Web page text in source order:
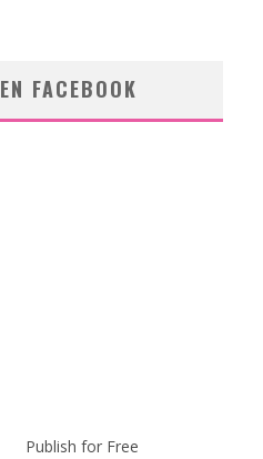
FACEBOOK
Publish for Free